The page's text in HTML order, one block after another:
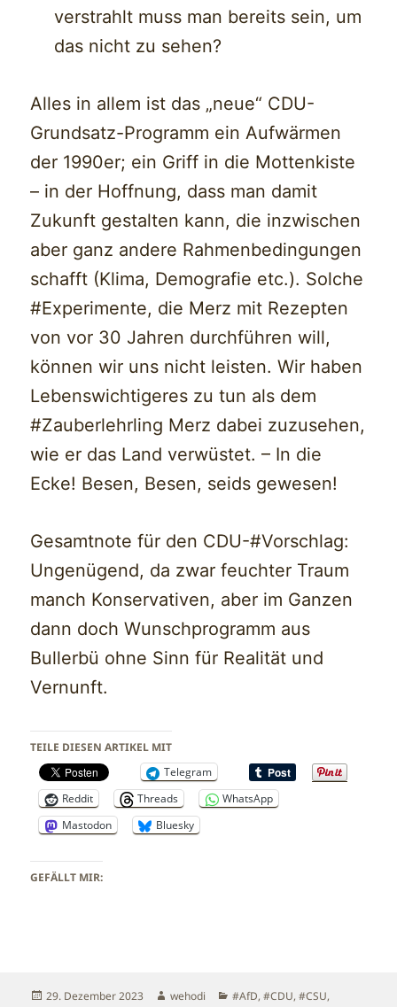
verstrahlt muss man bereits sein, um
das nicht zu sehen?
Alles in allem ist das „neue“ CDU-
Grundsatz-Programm ein Aufwärmen
der 1990er; ein Griff in die Mottenkiste
– in der Hoffnung, dass man damit
Zukunft gestalten kann, die inzwischen
aber ganz andere Rahmenbedingungen
schafft (Klima, Demografie etc.). Solche
#Experimente, die Merz mit Rezepten
von vor 30 Jahren durchführen will,
können wir uns nicht leisten. Wir haben
Lebenswichtigeres zu tun als dem
#Zauberlehrling Merz dabei zuzusehen,
wie er das Land verwüstet. – In die
Ecke! Besen, Besen, seids gewesen!
Gesamtnote für den CDU-#Vorschlag:
Ungenügend, da zwar feuchter Traum
manch Konservativen, aber im Ganzen
dann doch Wunschprogramm aus
Bullerbü ohne Sinn für Realität und
Vernunft.
TEILE DIESEN ARTIKEL MIT
Telegram
Reddit
Threads
WhatsApp
Mastodon
Bluesky
GEFÄLLT MIR:
Veröffentlicht
29. Dezember 2023 Autor
wehodi Kategorien
#AfD,#CDU,#CSU,